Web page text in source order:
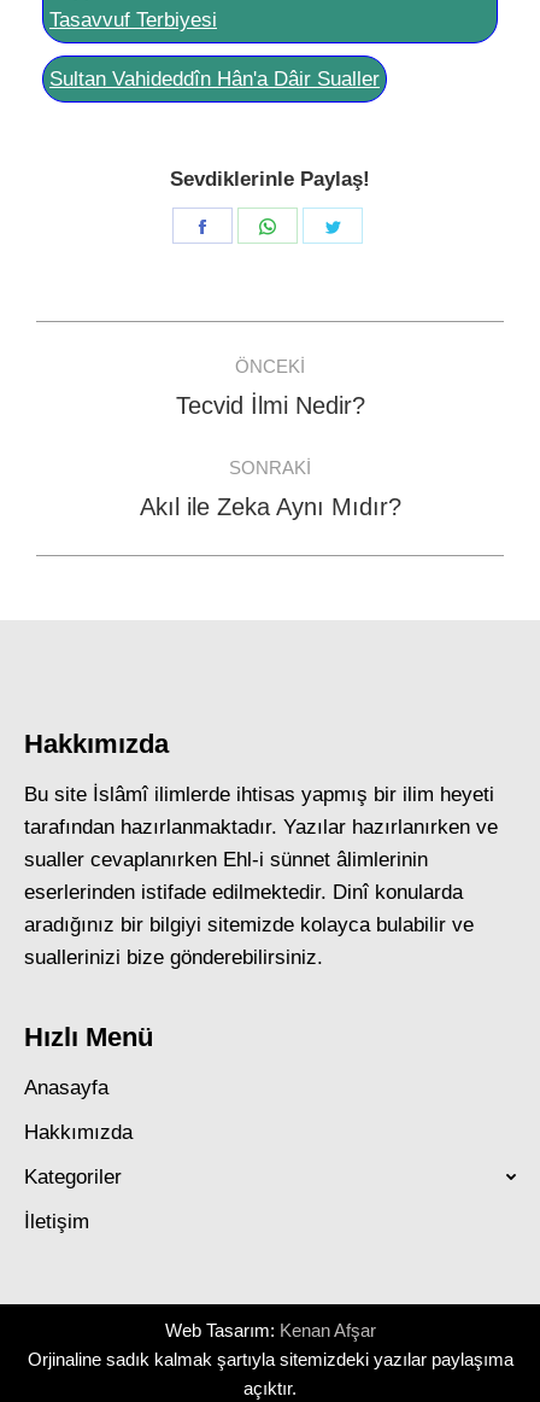
Tasavvuf Terbiyesi
Sultan Vahideddîn Hân'a Dâir Sualler
Sevdiklerinle Paylaş!
Share
Share
navigation
ÖNCEKI
Previous
Tecvid İlmi Nedir?
SONRAKI
Next
Akıl ile Zeka Aynı Mıdır?
Hakkımızda
Bu site İslâmî ilimlerde ihtisas yapmış bir ilim heyeti
tarafından hazırlanmaktadır. Yazılar hazırlanırken ve
sualler cevaplanırken Ehl-i sünnet âlimlerinin
eserlerinden istifade edilmektedir. Dinî konularda
aradığınız bir bilgiyi sitemizde kolayca bulabilir ve
suallerinizi bize gönderebilirsiniz.
Hızlı Menü
Anasayfa
Hakkımızda
Kategoriler
İletişim
Web Tasarım: Kenan Afşar
Orjinaline sadık kalmak şartıyla sitemizdeki yazılar paylaşıma
açıktır.